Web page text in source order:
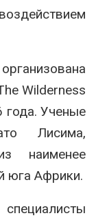
Wilderness
Ученые
Лисима,
наименее
юга Африки.